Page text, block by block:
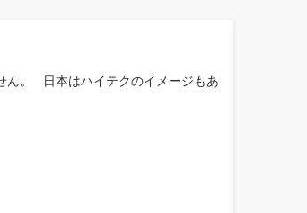
ん。 日本はハイテクのイメージもあ